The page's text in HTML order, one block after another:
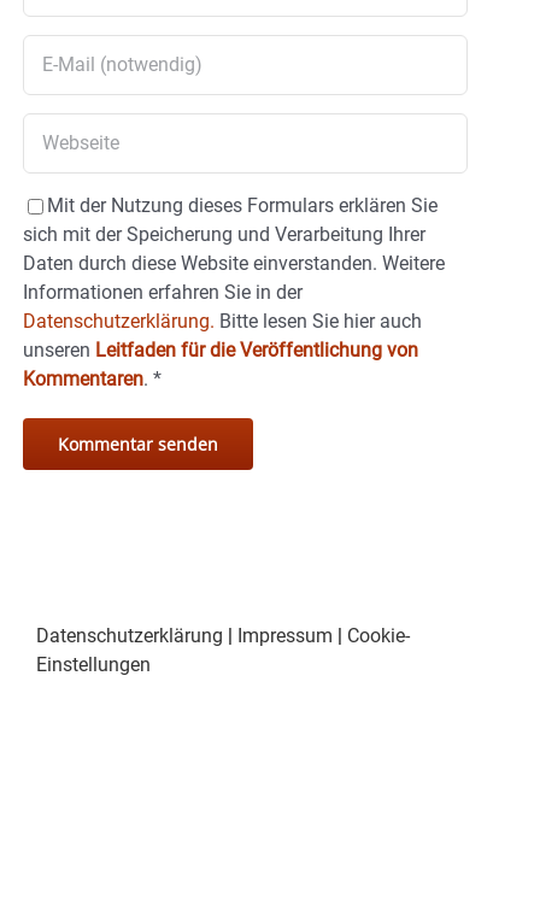
Mit der Nutzung dieses Formulars erklären Sie
sich mit der Speicherung und Verarbeitung Ihrer
Daten durch diese Website einverstanden. Weitere
Informationen erfahren Sie in der
Datenschutzerklärung. Bitte lesen Sie hier auch
unseren Leitfaden für die Veröffentlichung von
Kommentaren. *
Datenschutzerklärung | Impressum | Cookie-
Einstellungen